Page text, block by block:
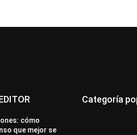
cómo
que mejor se
Categoría